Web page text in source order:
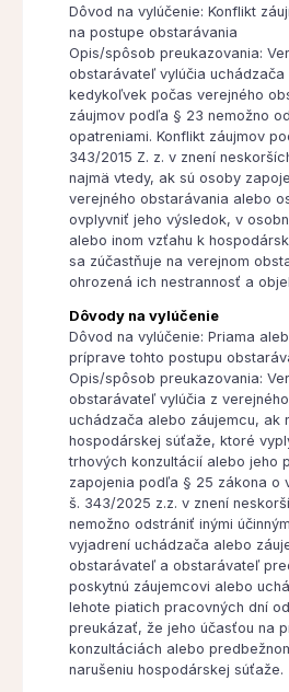
Dôvod na vylúčenie: Konflikt
na postupe obstarávania
Opis/spôsob preukazovania:
obstarávateľ vylúčia uchádzača
kedykoľvek počas verejného
záujmov podľa § 23 nemožno
opatreniami. Konflikt záujmov
343/2015 Z. z. v znení
najmä vtedy, ak sú osoby
verejného obstarávania alebo
ovplyvniť jeho výsledok, v
alebo inom vzťahu k
sa zúčastňuje na verejnom
ohrozená ich nestrannosť a
Dôvody na vylúčenie
Dôvod na vylúčenie: Priama
príprave tohto postupu
Opis/spôsob preukazovania:
obstarávateľ vylúčia z
uchádzača alebo záujemcu, ak
hospodárskej súťaže, ktoré
trhových konzultácií alebo jeho
zapojenia podľa § 25 zákona o
š. 343/2025 z.z. v znení
nemožno odstrániť inými
vyjadrení uchádzača alebo
obstarávateľ a obstarávateľ
poskytnú záujemcovi alebo
lehote piatich pracovných dní
preukázať, že jeho účasťou na
konzultáciách alebo
narušeniu hospodárskej súťaže.